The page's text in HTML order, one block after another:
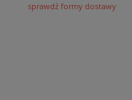
płatności
sprawdź formy dostawy